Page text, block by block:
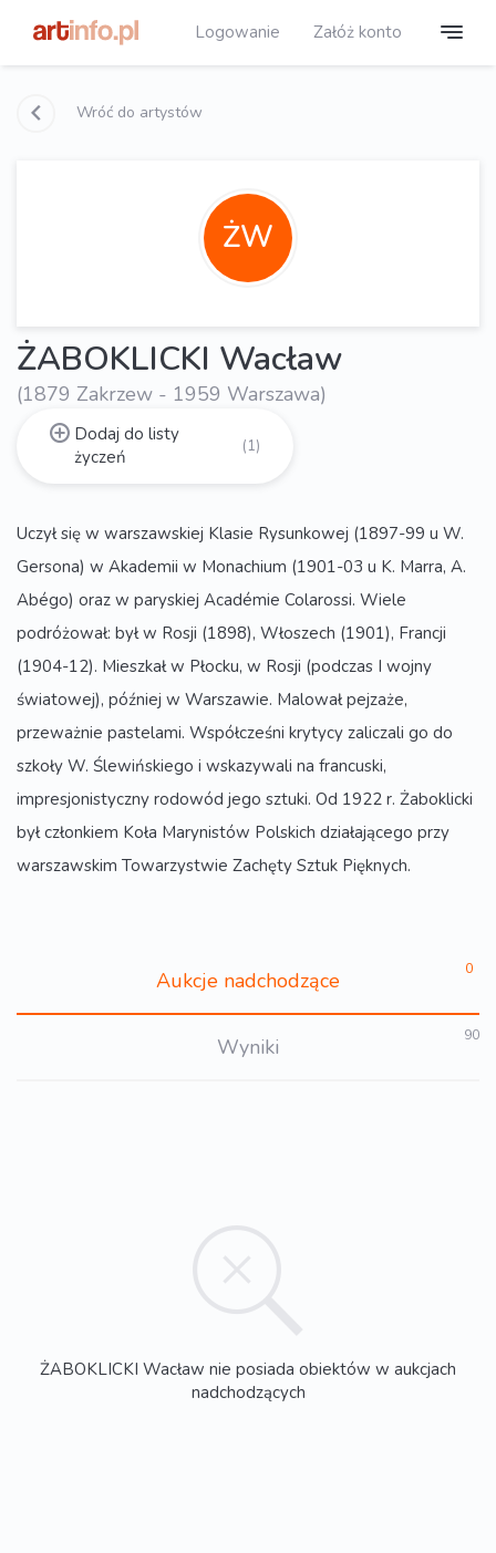
Logowanie Załóż konto
Wróć do artystów
ŻW
ŻABOKLICKI Wacław
(1879 Zakrzew - 1959 Warszawa)
Dodaj do listy
życzeń
(1)
Uczył się w warszawskiej Klasie Rysunkowej (1897-99 u W.
Gersona) w Akademii w Monachium (1901-03 u K. Marra, A.
Abégo) oraz w paryskiej Académie Colarossi. Wiele
podróżował: był w Rosji (1898), Włoszech (1901), Francji
(1904-12). Mieszkał w Płocku, w Rosji (podczas I wojny
światowej), później w Warszawie. Malował pejzaże,
przeważnie pastelami. Współcześni krytycy zaliczali go do
szkoły W. Ślewińskiego i wskazywali na francuski,
impresjonistyczny rodowód jego sztuki. Od 1922 r. Żaboklicki
był członkiem Koła Marynistów Polskich działającego przy
warszawskim Towarzystwie Zachęty Sztuk Pięknych.
Aukcje nadchodzące 0
Wyniki 90
ŻABOKLICKI Wacław nie posiada obiektów w aukcjach
nadchodzących